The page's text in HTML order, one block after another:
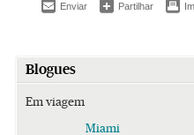
Enviar Partilhar
Blogues
Em viagem
Miami